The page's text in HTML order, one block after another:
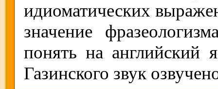
идиоматических
значение
понять на английский
Газинского звук